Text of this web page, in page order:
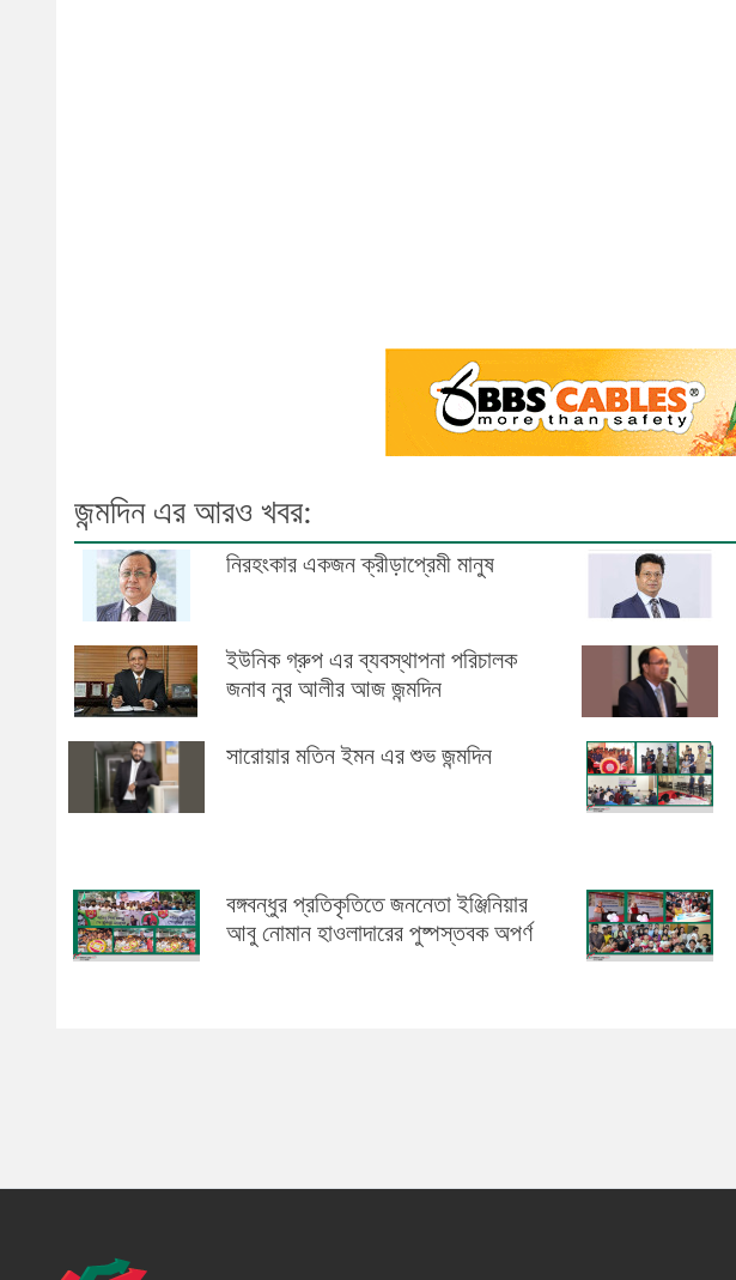
জন্মদিন এর আরও খবর:
নিরহংকার একজন ক্রীড়াপ্রেমী মানুষ
ইউনিক গ্রুপ এর ব্যবস্থাপনা পরিচালক
জনাব নুর আলীর আজ জন্মদিন
সারোয়ার মতিন ইমন এর শুভ জন্মদিন
বঙ্গবন্ধুর প্রতিকৃতিতে জননেতা ইঞ্জিনিয়ার
আবু নোমান হাওলাদারের পুষ্পস্তবক অপর্ণ